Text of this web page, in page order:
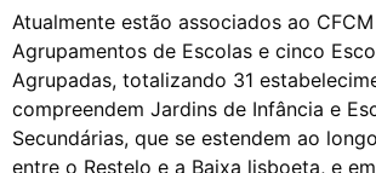
Atualmente estão associados ao
Agrupamentos de Escolas e cinco
Agrupadas, totalizando 31
compreendem Jardins de Infância e
Secundárias, que se estendem ao
entre o Restelo e a Baixa lisboeta, e